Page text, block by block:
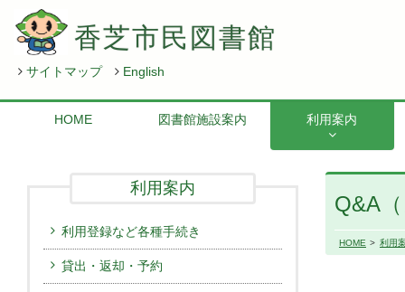
香芝市民図書館
サイトマップ English
HOME 図書館施設案内 利用案内
利用案内
利用登録など各種手続き
貸出・返却・予約
Q&A
HOME 利用